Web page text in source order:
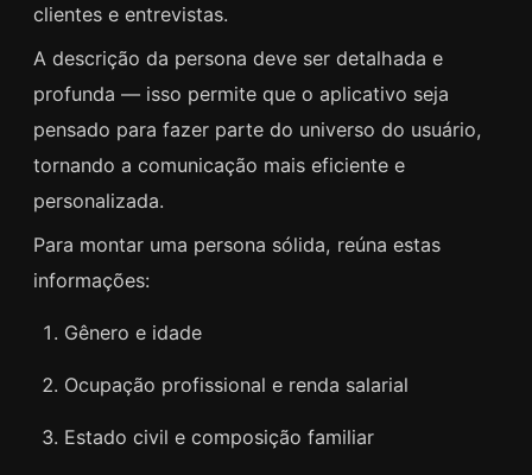
clientes e entrevistas.
A descrição da persona deve ser detalhada e
profunda — isso permite que o aplicativo seja
pensado para fazer parte do universo do usuário,
tornando a comunicação mais eficiente e
personalizada.
Para montar uma persona sólida, reúna estas
informações:
Gênero e idade
Ocupação profissional e renda salarial
Estado civil e composição familiar